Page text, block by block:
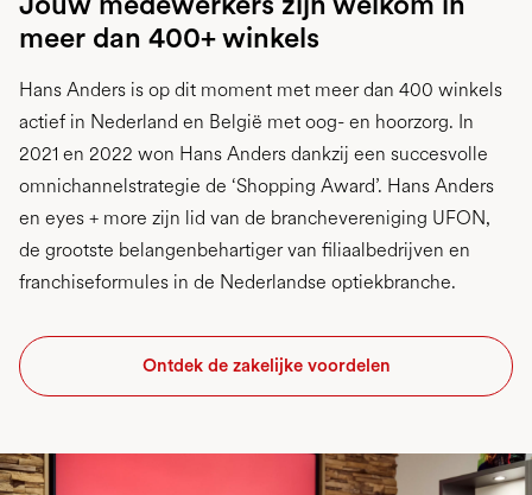
meer dan 400+ winkels
Hans Anders is op dit moment met meer dan 400 winkels
actief in Nederland en België met oog- en hoorzorg. In
2021 en 2022 won Hans Anders dankzij een succesvolle
omnichannelstrategie de ‘Shopping Award’. Hans Anders
en eyes + more zijn lid van de branchevereniging UFON,
de grootste belangenbehartiger van filiaalbedrijven en
franchiseformules in de Nederlandse optiekbranche.
Ontdek de zakelijke voordelen